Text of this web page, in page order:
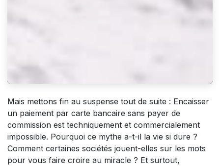
Mais mettons fin au suspense tout de suite : Encaisser
un paiement par carte bancaire sans payer de
commission est techniquement et commercialement
impossible. Pourquoi ce mythe a-t-il la vie si dure ?
Comment certaines sociétés jouent-elles sur les mots
pour vous faire croire au miracle ? Et surtout,